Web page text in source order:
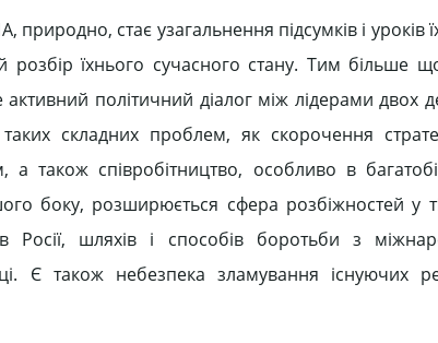
стає узагальнення підсумків і уроків
розбір їхнього сучасного стану. Тим більше
політичний діалог між лідерами двох
складних проблем, як скорочення
також співробітництво, особливо в
боку, розширюється сфера розбіжностей у
Росії, шляхів і способів боротьби з
Є також небезпека зламування існуючих